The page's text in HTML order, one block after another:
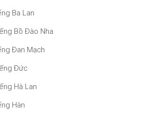
Ba Lan
Bồ Đào Nha
Đan Mạch
Đức
Hà Lan
Hàn